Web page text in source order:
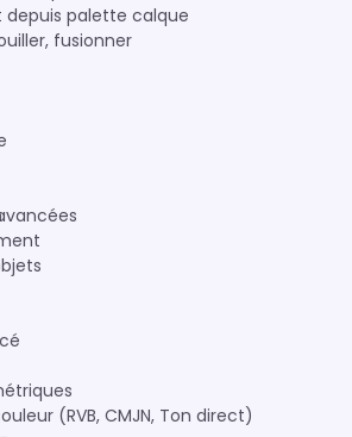
depuis palette calque
fusionner
(RVB, CMJN, Ton direct)